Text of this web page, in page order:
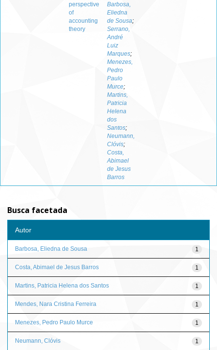
perspective
of
accounting
theory
Barbosa,
Eliedna
de Sousa;
Serrano,
André
Luiz
Marques;
Menezes,
Pedro
Paulo
Murce;
Martins,
Patricia
Helena
dos
Santos;
Neumann,
Clóvis;
Costa,
Abimael
de Jesus
Barros
Busca facetada
Autor
1
Barbosa, Eliedna de Sousa
1
Costa, Abimael de Jesus Barros
1
Martins, Patricia Helena dos Santos
1
Mendes, Nara Cristina Ferreira
1
Menezes, Pedro Paulo Murce
1
Neumann, Clóvis